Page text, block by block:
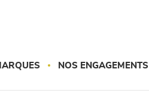
NOS ENGAGEMENTS